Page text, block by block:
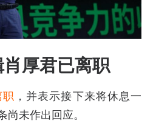
厚君已离职
，并表示接下来将休息一
尚未作出回应。